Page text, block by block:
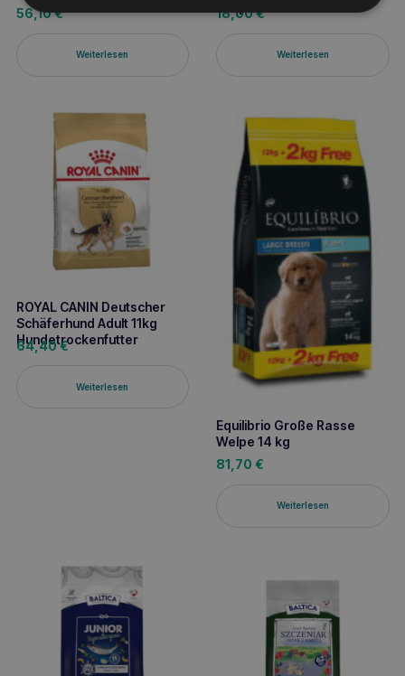
56,10€
Weiterlesen
18,00€
Weiterlesen
ROYAL CANIN Deutscher
Schäferhund Adult 11kg
Hundetrockenfutter
64,40€
Weiterlesen
Equilibrio Große Rasse
Welpe 14 kg
81,70 €
Weiterlesen